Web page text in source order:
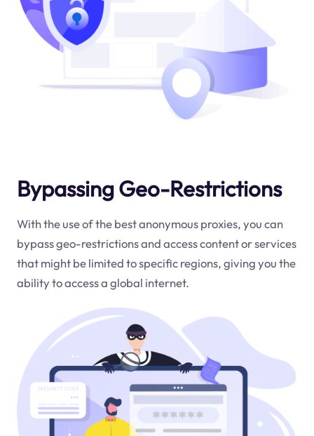
Bypassing Geo-Restrictions
With the use of the best anonymous proxies, you can
bypass geo-restrictions and access content or services
that might be limited to specific regions, giving you the
ability to access a global internet.